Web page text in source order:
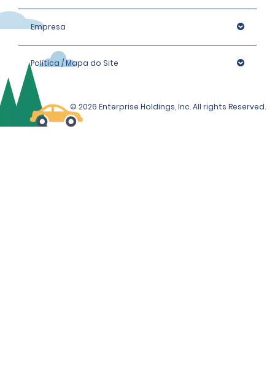
Empresa
Política / Mapa do Site
© 2026 Enterprise Holdings, Inc. All rights Reserved.